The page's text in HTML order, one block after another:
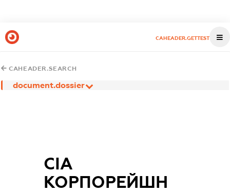
CAHEADER.GETTEST
CAHEADER.SEARCH
document.dossier
СІА
КОРПОРЕЙШН